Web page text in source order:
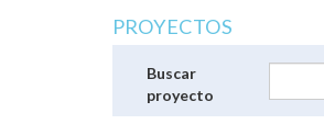
PROYECTOS
Buscar
proyecto